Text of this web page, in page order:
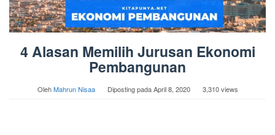
4 Alasan Memilih Jurusan Ekonomi
Pembangunan
OlehMahrun Nisaa Diposting padaApril 8, 2020 3,310 views